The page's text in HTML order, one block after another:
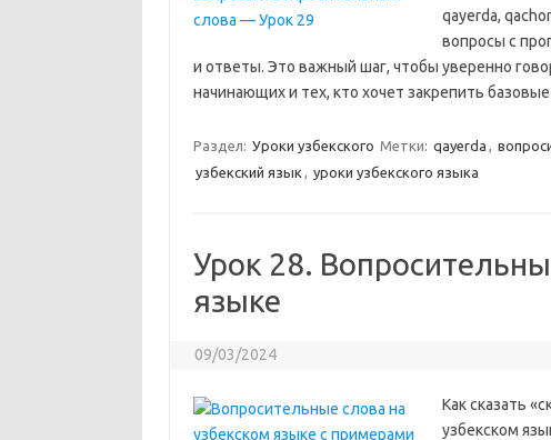
qayerda,
вопросы с
и ответы. Это важный шаг, чтобы уверенно
начинающих и тех, кто хочет закрепить
Раздел: Уроки узбекского Метки: qayerda ,
узбекский язык , уроки узбекского языка
Урок 28.
языке
09/03/2024
Как сказать
узбекском